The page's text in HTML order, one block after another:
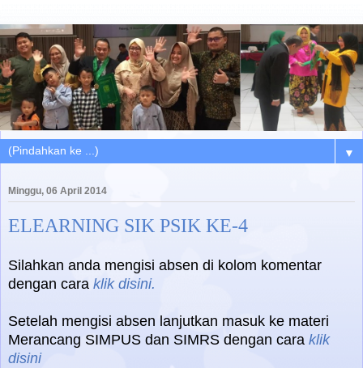
▼
Minggu, 06 April 2014
ELEARNING SIK PSIK KE-4
Silahkan anda mengisi absen di kolom komentar
dengan cara klik disini.
Setelah mengisi absen lanjutkan masuk ke materi
Merancang SIMPUS dan SIMRS dengan cara klik
disini